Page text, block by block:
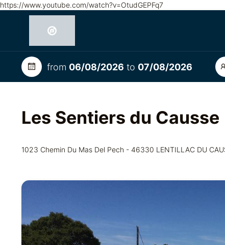
https://www.youtube.com/watch?v=OtudGEPFq7
from 06/08/2026 to 07/08/2026
Les Sentiers du Causse
1023 Chemin Du Mas Del Pech - 46330 LENTILLAC DU